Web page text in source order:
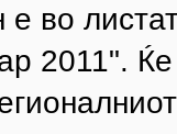
е во
2011".